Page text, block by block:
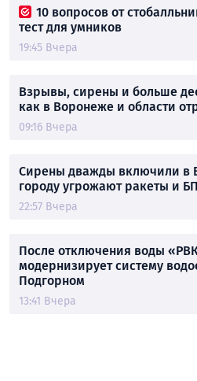
10 вопросов от
тест для умников
19:45 Вчера
Взрывы, сирены и больше
как в Воронеже и области
09:16 Вчера
Сирены дважды включили в
городу угрожают ракеты и
22:57 Вчера
После отключения воды
модернизирует систему
Подгорном
13:41 Вчера